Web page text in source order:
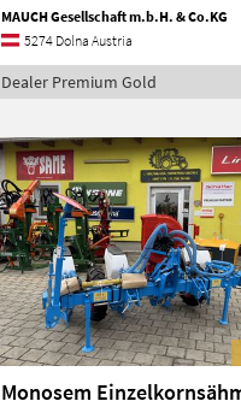
MAUCH Gesellschaft m.b.H. & Co.KG
5274 Dolna Austria
Dealer Premium Gold